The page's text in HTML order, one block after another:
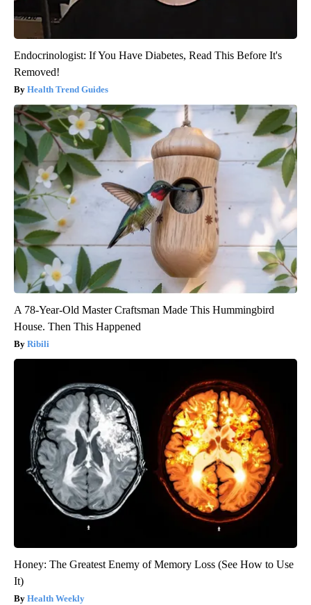
Endocrinologist: If You Have Diabetes, Read This Before It's
Removed!
Health Trend Guides
A 78-Year-Old Master Craftsman Made This Hummingbird
House. Then This Happened
Ribili
Honey: The Greatest Enemy of Memory Loss (See How to Use
It)
Health Weekly